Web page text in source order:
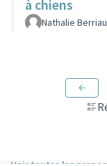
à chiens
Nathalie Berriau